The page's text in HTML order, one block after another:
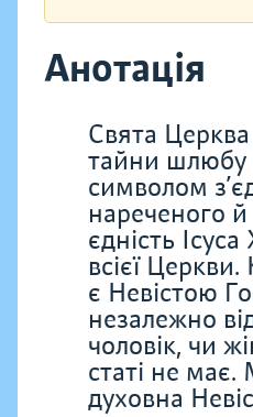
Анотація
Свята
тайни шлюбу
символом
нареченого
єдність
всієї
є Невістою
незалежно
чоловік, чи
статі не
духовна